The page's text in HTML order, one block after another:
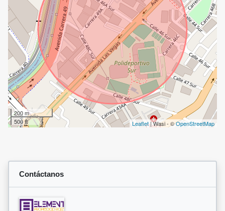
200 m
500 ft
Leaflet| Wasi - ©OpenStreetMap
Contáctanos